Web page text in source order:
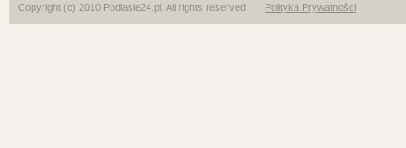
Copyright (c) 2010 Podlasie24.pl. All rights reserved Polityka Prywatności